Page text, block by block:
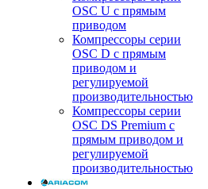
OSC U с прямым
приводом
Компрессоры серии
OSC D с прямым
приводом и
регулируемой
производительностью
Компрессоры серии
OSC DS Premium с
прямым приводом и
регулируемой
производительностью